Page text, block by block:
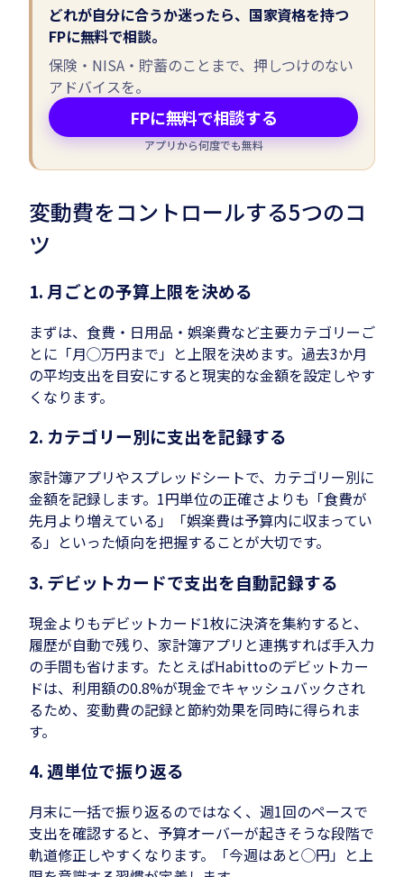
どれが自分に合うか迷ったら、国家資格を持つ
FPに無料で相談。
保険・NISA・貯蓄のことまで、押しつけのない
アドバイスを。
FPに無料で相談する
アプリから何度でも無料
変動費をコントロールする5つのコ
ツ
1. 月ごとの予算上限を決める
まずは、食費・日用品・娯楽費など主要カテゴリーご
とに「月◯万円まで」と上限を決めます。過去3か月
の平均支出を目安にすると現実的な金額を設定しやす
くなります。
2. カテゴリー別に支出を記録する
家計簿アプリやスプレッドシートで、カテゴリー別に
金額を記録します。1円単位の正確さよりも「食費が
先月より増えている」「娯楽費は予算内に収まってい
る」といった傾向を把握することが大切です。
3. デビットカードで支出を自動記録する
現金よりもデビットカード1枚に決済を集約すると、
履歴が自動で残り、家計簿アプリと連携すれば手入力
の手間も省けます。たとえばHabittoのデビットカー
ドは、利用額の0.8%が現金でキャッシュバックされ
るため、変動費の記録と節約効果を同時に得られま
す。
4. 週単位で振り返る
月末に一括で振り返るのではなく、週1回のペースで
支出を確認すると、予算オーバーが起きそうな段階で
軌道修正しやすくなります。「今週はあと◯円」と上